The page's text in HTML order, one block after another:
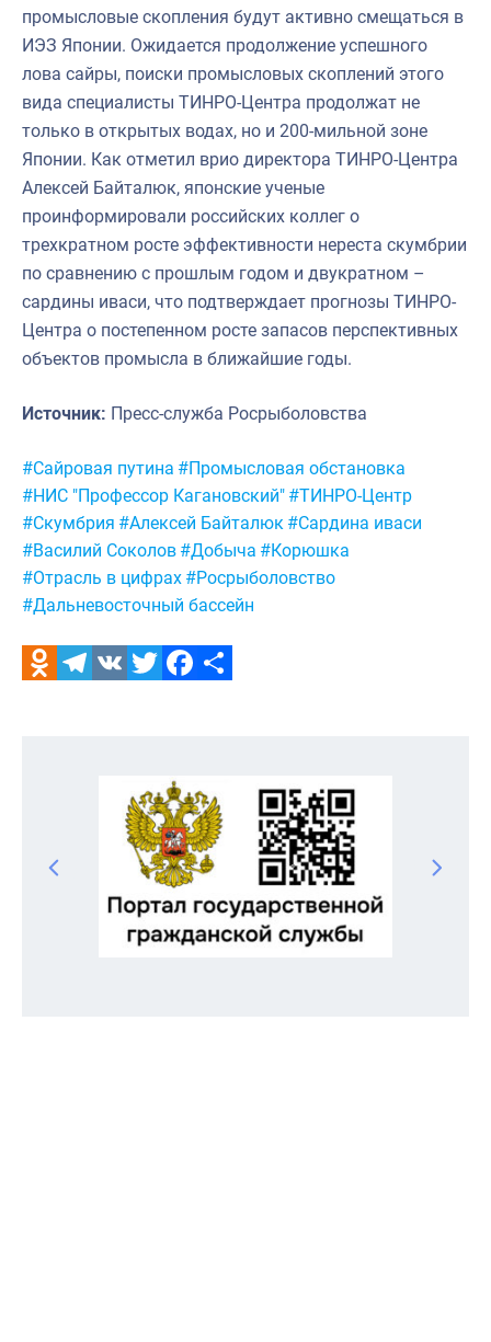
промысловые скопления будут активно смещаться в
ИЭЗ Японии. Ожидается продолжение успешного
лова сайры, поиски промысловых скоплений этого
вида специалисты ТИНРО-Центра продолжат не
только в открытых водах, но и 200-мильной зоне
Японии. Как отметил врио директора ТИНРО-Центра
Алексей Байталюк, японские ученые
проинформировали российских коллег о
трехкратном росте эффективности нереста скумбрии
по сравнению с прошлым годом и двукратном –
сардины иваси, что подтверждает прогнозы ТИНРО-
Центра о постепенном росте запасов перспективных
объектов промысла в ближайшие годы.
Источник: Пресс-служба Росрыболовства
Метки:
#Сайровая путина #Промысловая обстановка
#НИС "Профессор Кагановский" #ТИНРО-Центр
#Скумбрия #Алексей Байталюк #Сардина иваси
#Василий Соколов #Добыча #Корюшка
#Отрасль в цифрах #Росрыболовство
#Дальневосточный бассейн